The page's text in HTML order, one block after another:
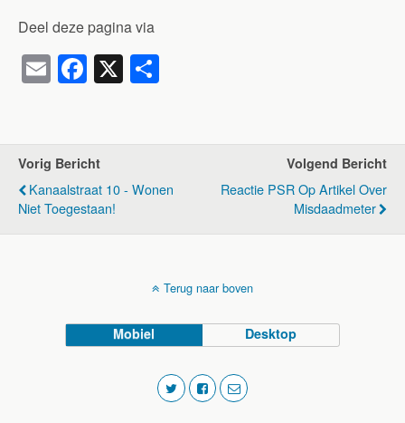
Deel deze pagina via
E
m
F
a
e
b
o
o
X
n
Vorig Bericht
Kanaalstraat 10 - Wonen
Niet Toegestaan!
Volgend Bericht
Reactie PSR Op Artikel Over
Misdaadmeter
Terug naar boven
Mobiel Desktop